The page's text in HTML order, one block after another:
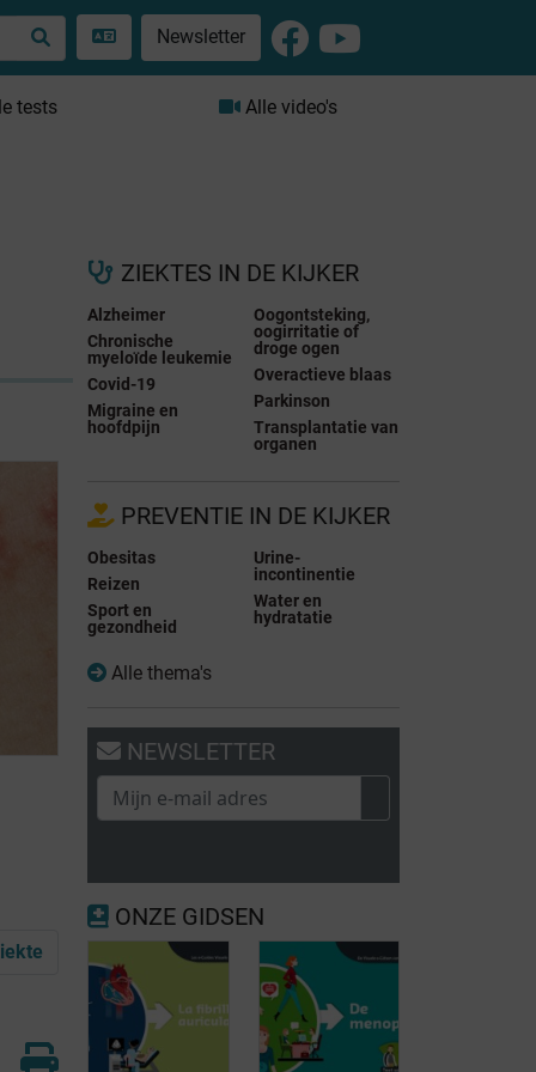
Newsletter
tests Alle video's
ZIEKTES IN DE KIJKER
Alzheimer
Chronische
myeloïde leukemie
Covid-19
Migraine en
hoofdpijn
Oogontsteking,
oogirritatie of
droge ogen
Overactieve blaas
Parkinson
Transplantatie van
organen
PREVENTIE IN DE KIJKER
Obesitas
Reizen
Sport en
gezondheid
Urine-
incontinentie
Water en
hydratatie
Alle thema's
NEWSLETTER
ONZE GIDSEN